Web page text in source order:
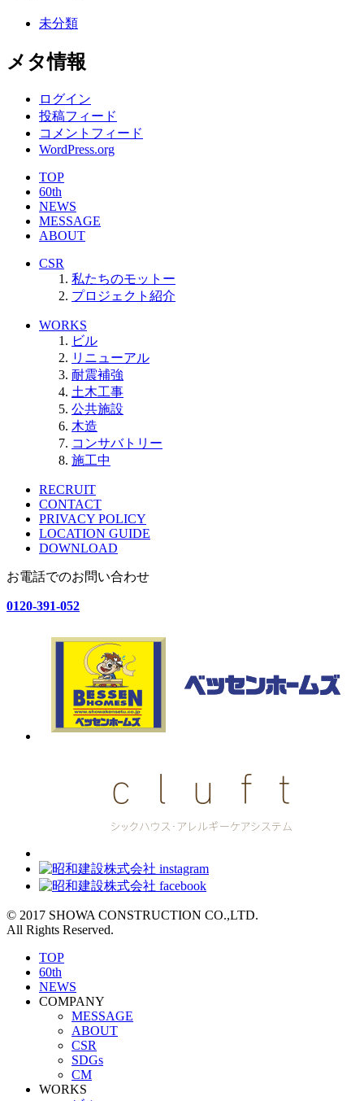
未分類
メタ情報
ログイン
投稿フィード
コメントフィード
WordPress.org
TOP
60th
NEWS
MESSAGE
ABOUT
CSR
私たちのモットー
プロジェクト紹介
WORKS
ビル
リニューアル
耐震補強
土木工事
公共施設
木造
コンサバトリー
施工中
RECRUIT
CONTACT
PRIVACY POLICY
LOCATION GUIDE
DOWNLOAD
お電話でのお問い合わせ
0120-391-052
© 2017 SHOWA CONSTRUCTION CO.,LTD.
All Rights Reserved.
TOP
60th
NEWS
COMPANY
MESSAGE
ABOUT
CSR
SDGs
CM
WORKS